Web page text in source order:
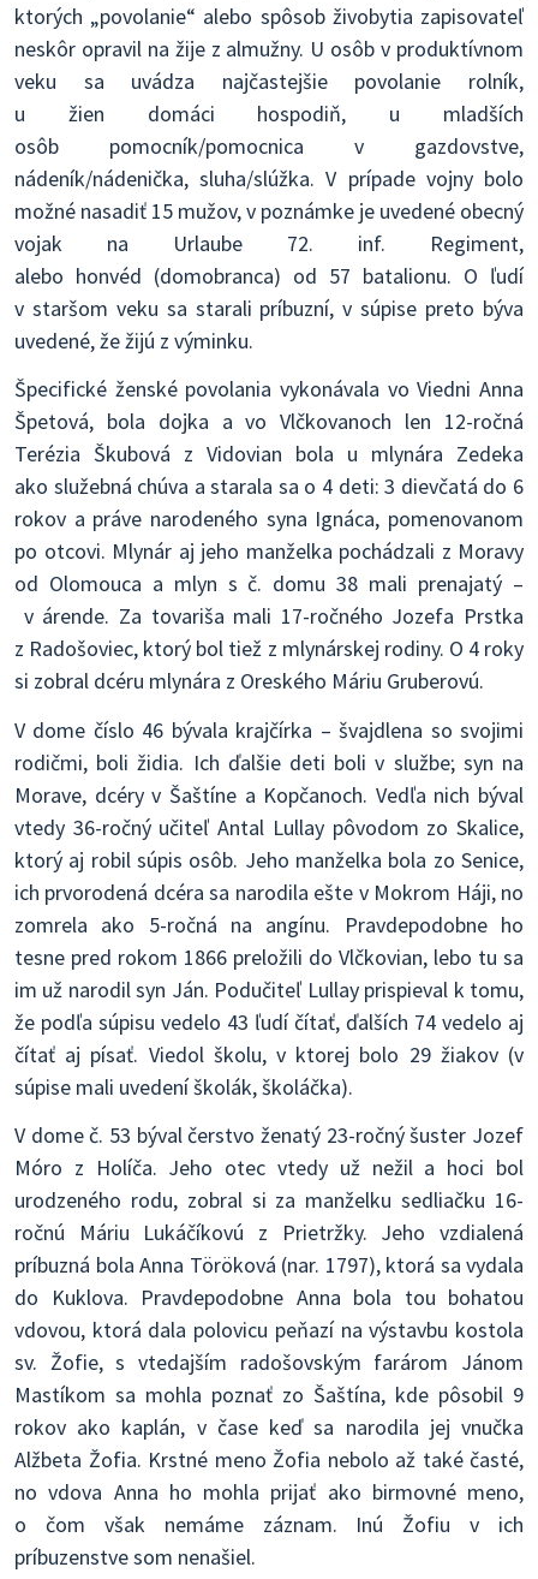
ktorých „povolanie“ alebo spôsob živobytia zapisovateľ
neskôr opravil na žije z almužny. U osôb v produktívnom
veku sa uvádza najčastejšie povolanie rolník,
u žien domáci hospodiň, u mladších
osôb pomocník/pomocnica v gazdovstve,
nádeník/nádenička, sluha/slúžka. V prípade vojny bolo
možné nasadiť 15 mužov, v poznámke je uvedené obecný
vojak na Urlaube 72. inf. Regiment,
alebo honvéd (domobranca) od 57 batalionu. O ľudí
v staršom veku sa starali príbuzní, v súpise preto býva
uvedené, že žijú z výminku.
Špecifické ženské povolania vykonávala vo Viedni Anna
Špetová, bola dojka a vo Vlčkovanoch len 12-ročná
Terézia Škubová z Vidovian bola u mlynára Zedeka
ako služebná chúva a starala sa o 4 deti: 3 dievčatá do 6
rokov a práve narodeného syna Ignáca, pomenovanom
po otcovi. Mlynár aj jeho manželka pochádzali z Moravy
od Olomouca a mlyn s č. domu 38 mali prenajatý –
v árende. Za tovariša mali 17-ročného Jozefa Prstka
z Radošoviec, ktorý bol tiež z mlynárskej rodiny. O 4 roky
si zobral dcéru mlynára z Oreského Máriu Gruberovú.
V dome číslo 46 bývala krajčírka – švajdlena so svojimi
rodičmi, boli židia. Ich ďalšie deti boli v službe; syn na
Morave, dcéry v Šaštíne a Kopčanoch. Vedľa nich býval
vtedy 36-ročný učiteľ Antal Lullay pôvodom zo Skalice,
ktorý aj robil súpis osôb. Jeho manželka bola zo Senice,
ich prvorodená dcéra sa narodila ešte v Mokrom Háji, no
zomrela ako 5-ročná na angínu. Pravdepodobne ho
tesne pred rokom 1866 preložili do Vlčkovian, lebo tu sa
im už narodil syn Ján. Podučiteľ Lullay prispieval k tomu,
že podľa súpisu vedelo 43 ľudí čítať, ďalších 74 vedelo aj
čítať aj písať. Viedol školu, v ktorej bolo 29 žiakov (v
súpise mali uvedení školák, školáčka).
V dome č. 53 býval čerstvo ženatý 23-ročný šuster Jozef
Móro z Holíča. Jeho otec vtedy už nežil a hoci bol
urodzeného rodu, zobral si za manželku sedliačku 16-
ročnú Máriu Lukáčíkovú z Prietržky. Jeho vzdialená
príbuzná bola Anna Töröková (nar. 1797), ktorá sa vydala
do Kuklova. Pravdepodobne Anna bola tou bohatou
vdovou, ktorá dala polovicu peňazí na výstavbu kostola
sv. Žofie, s vtedajším radošovským farárom Jánom
Mastíkom sa mohla poznať zo Šaštína, kde pôsobil 9
rokov ako kaplán, v čase keď sa narodila jej vnučka
Alžbeta Žofia. Krstné meno Žofia nebolo až také časté,
no vdova Anna ho mohla prijať ako birmovné meno,
o čom však nemáme záznam. Inú Žofiu v ich
príbuzenstve som nenašiel.